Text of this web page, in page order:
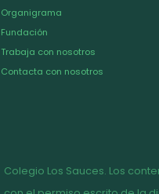
Organigrama
Fundación
Trabaja con nosotros
Contacta con nosotros
Colegio Los Sauces. Los